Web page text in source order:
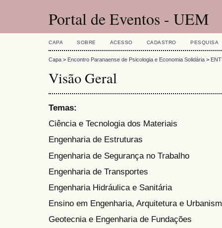
Portal de Eventos - UEM
CAPA SOBRE ACESSO CADASTRO PESQUISA
Capa > Encontro Paranaense de Psicologia e Economia Solidária >
Visão Geral
Temas:
Ciência e Tecnologia dos Materiais
Engenharia de Estruturas
Engenharia de Segurança no Trabalho
Engenharia de Transportes
Engenharia Hidráulica e Sanitária
Ensino em Engenharia, Arquitetura e
Geotecnia e Engenharia de Fundações